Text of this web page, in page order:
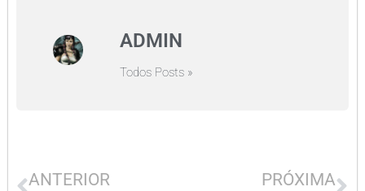
ADMIN
Todos Posts »
ANTERIOR PRÓXIMA